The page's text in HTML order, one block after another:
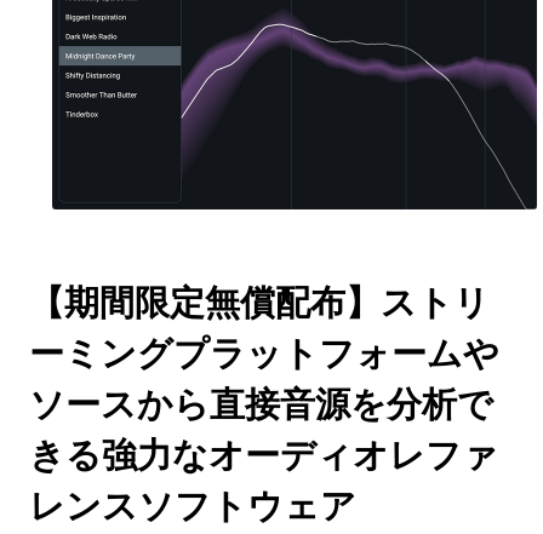
【期間限定無償配布】ストリ
ーミングプラットフォームや
ソースから直接音源を分析で
きる強力なオーディオレファ
レンスソフトウェア